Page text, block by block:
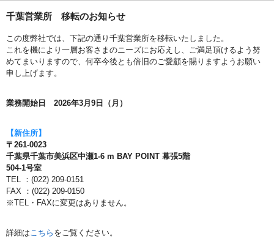
投資家情報
展示会・セミナー情報
Global Home
千葉営業所 移転のお知らせ
この度弊社では、下記の通り千葉営業所を移転いたしました。
これを機により一層お客さまのニーズにお応えし、ご満足頂けるよう努
めてまいりますので、何卒今後とも倍旧のご愛顧を賜りますようお願い
申し上げます。
業務開始日 2026年3月9日（月）
【新住所】
〒261-0023
千葉県千葉市美浜区中瀬1-6 m BAY POINT 幕張5階
504-1号室
TEL ：(022) 209-0151
FAX ：(022) 209-0150
※TEL・FAXに変更はありません。
詳細はこちら をご覧ください。